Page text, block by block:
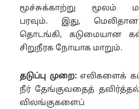
மூச்சுக்காற்று மூலம்
பரவும். இது,
தொடங்கி, கடுமையான
சிறுநீரக நோயாக மாறும்.
தடுப்பு முறை: எலிகளைக்
நீர் தேங்குவதைத்
விலங்குகளைப்